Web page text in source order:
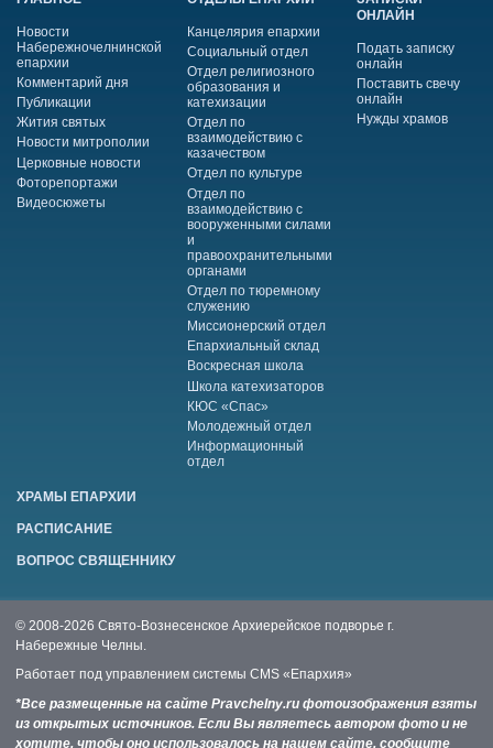
Новости
Набережночелнинской
епархии
Комментарий дня
Публикации
Жития святых
Новости митрополии
Церковные новости
Фоторепортажи
Видеосюжеты
Канцелярия епархии
Социальный отдел
Отдел религиозного
образования и
катехизации
Отдел по
взаимодействию с
казачеством
Отдел по культуре
Отдел по
взаимодействию с
вооруженными силами
и
правоохранительными
органами
Отдел по тюремному
служению
Миссионерский отдел
Епархиальный склад
Воскресная школа
Школа катехизаторов
КЮС «Спас»
Молодежный отдел
Информационный
отдел
ОНЛАЙН
Подать записку
онлайн
Поставить свечу
онлайн
Нужды храмов
ХРАМЫ ЕПАРХИИ
РАСПИСАНИЕ
ВОПРОС СВЯЩЕННИКУ
© 2008-2026 Свято-Вознесенское Архиерейское подворье г.
Набережные Челны.
Работает под управлением системы CMS «Епархия»
*Все размещенные на сайте Pravchelny.ru фотоизображения взяты
из открытых источников. Если Вы являетесь автором фото и не
хотите, чтобы оно использовалось на нашем сайте, сообщите